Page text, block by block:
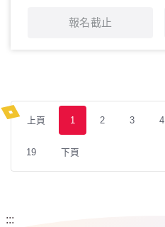
報名截止
上頁 1 2 3 4
19 下頁
:::